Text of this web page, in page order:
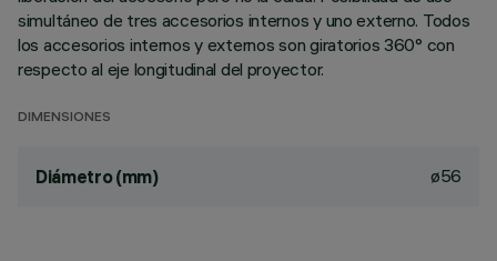
simultáneo de tres accesorios internos y uno externo. Todos
los accesorios internos y externos son giratorios 360° con
respecto al eje longitudinal del proyector.
DIMENSIONES
Diámetro (mm) ø56